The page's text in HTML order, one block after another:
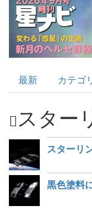
Topics
最新 カテゴ
スター
スターリ